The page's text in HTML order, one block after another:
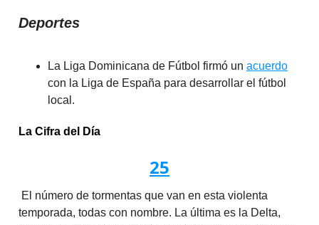
Deportes
La Liga Dominicana de Fútbol firmó un acuerdo
con la Liga de España para desarrollar el fútbol
local.
La Cifra del Día
25
El número de tormentas que van en esta violenta
temporada, todas con nombre. La última es la Delta,